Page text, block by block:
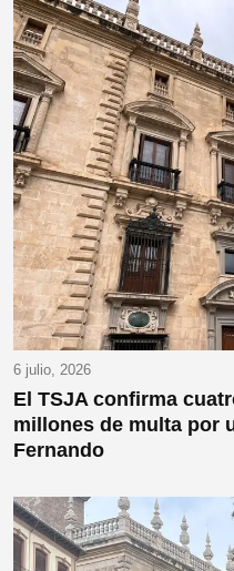
6 julio, 2026
El TSJA confirma
millones de multa por
Fernando